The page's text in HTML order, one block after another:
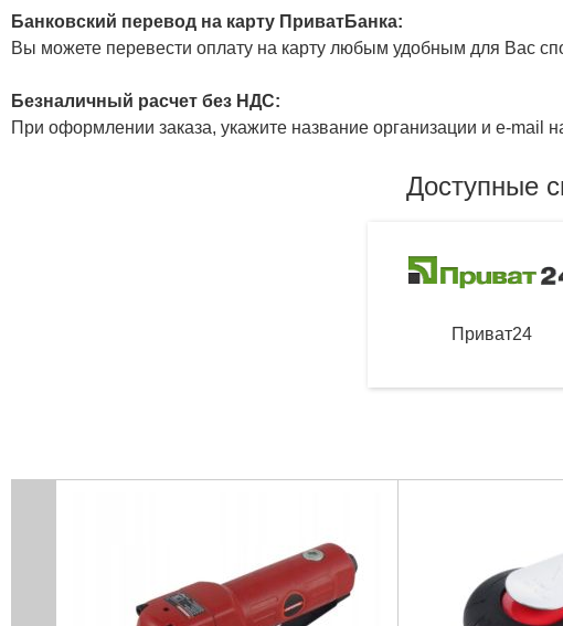
Банковский перевод на карту ПриватБанка:
Вы можете перевести оплату на карту любым удобным для Вас
Безналичный расчет без НДС:
При оформлении заказа, укажите название организации и e-mail
Доступные
Приват24